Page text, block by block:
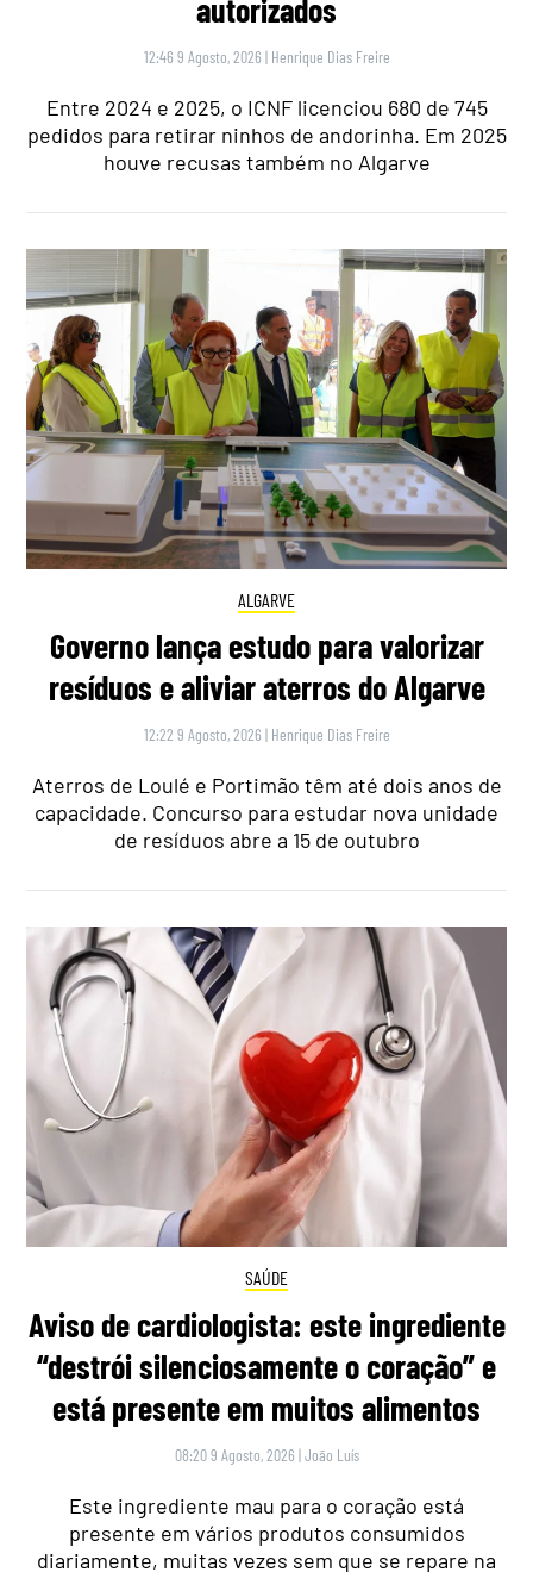
autorizados
12:46 9 Agosto, 2026 | Henrique Dias Freire
Entre 2024 e 2025, o ICNF licenciou 680 de 745
pedidos para retirar ninhos de andorinha. Em 2025
houve recusas também no Algarve
ALGARVE
Governo lança estudo para valorizar
resíduos e aliviar aterros do Algarve
12:22 9 Agosto, 2026 | Henrique Dias Freire
Aterros de Loulé e Portimão têm até dois anos de
capacidade. Concurso para estudar nova unidade
de resíduos abre a 15 de outubro
SAÚDE
Aviso de cardiologista: este ingrediente
“destrói silenciosamente o coração” e
está presente em muitos alimentos
08:20 9 Agosto, 2026 |João Luís
Este ingrediente mau para o coração está
presente em vários produtos consumidos
diariamente, muitas vezes sem que se repare na